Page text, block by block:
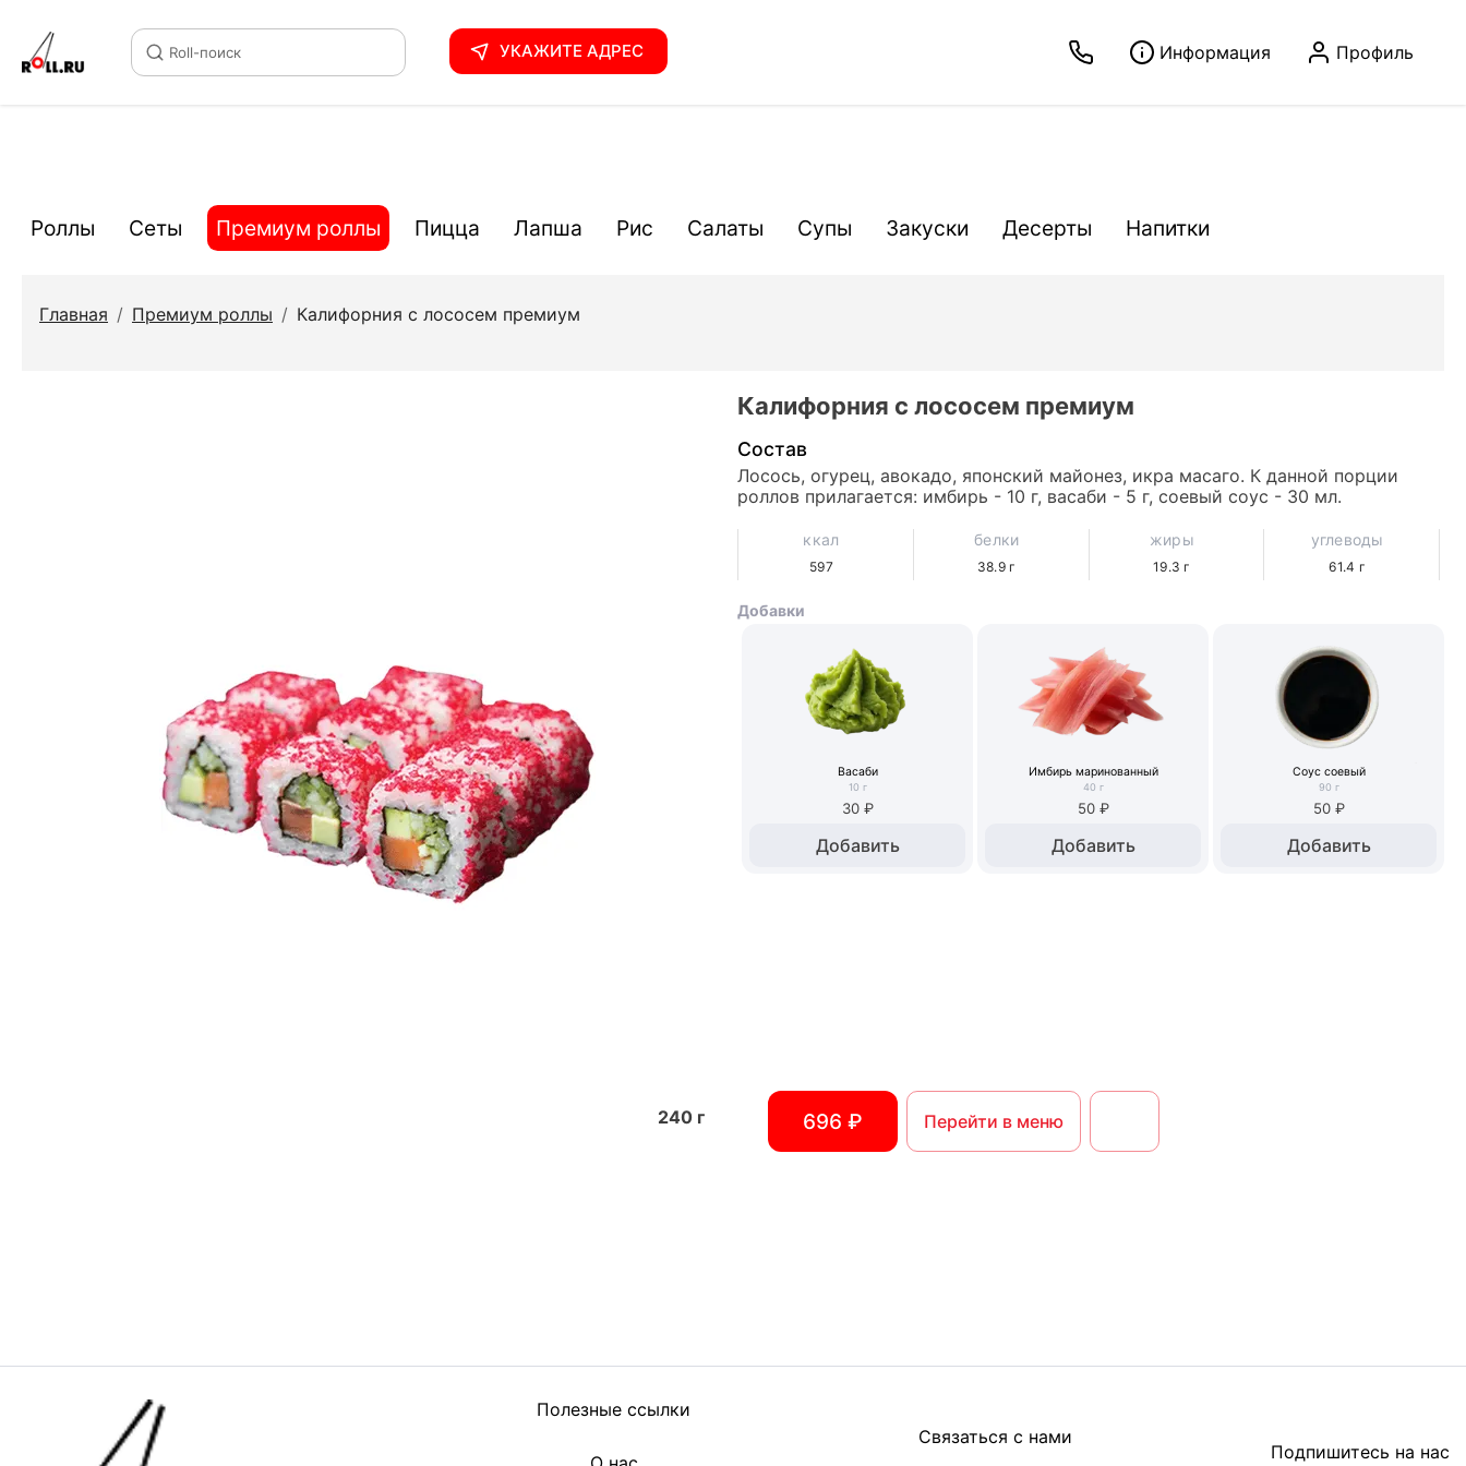
Roll-поиск УКАЖИТЕ АДРЕС Информация Профиль
Роллы Сеты Премиум роллы Пицца Лапша Рис Салаты Супы Закуски Десерты Напитки
Главная / Премиум роллы / Калифорния с лососем премиум
240 г
Калифорния с лососем премиум
Состав
Лосось, огурец, авокадо, японский майонез, икра масаго. К данной порции
роллов прилагается: имбирь - 10 г, васаби - 5 г, соевый соус - 30 мл.
ккал
597
белки
38.9г
жиры
19.3 г
углеводы
61.4 г
Добавки
Васаби
10 г
30 ₽
Добавить
Имбирь маринованный
40 г
50 ₽
Добавить
Соус соевый
90 г
50 ₽
Добавить
696 ₽ Перейти в меню
Полезные ссылки
Связаться с нами
Подпишитесь на нас